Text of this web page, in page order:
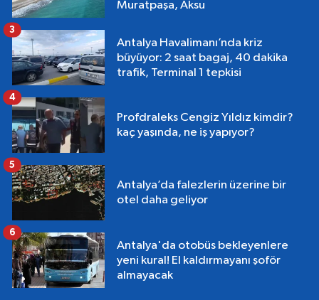
Muratpaşa, Aksu
Antalya Havalimanı’nda kriz
büyüyor: 2 saat bagaj, 40 dakika
trafik, Terminal 1 tepkisi
3
Profdraleks Cengiz Yıldız kimdir?
kaç yaşında, ne iş yapıyor?
4
Antalya’da falezlerin üzerine bir
otel daha geliyor
5
Antalya'da otobüs bekleyenlere
yeni kural! El kaldırmayanı şoför
almayacak
6